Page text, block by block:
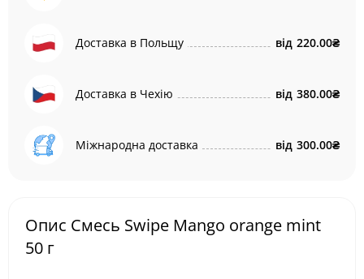
Доставка в Польщу від 220.00₴
Доставка в Чехію від 380.00₴
Міжнародна доставка від 300.00₴
Опис Cмесь Swipe Mango orange mint
50 г